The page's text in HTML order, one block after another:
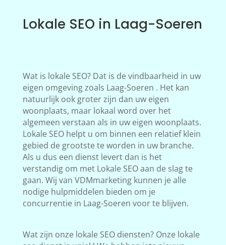
Lokale SEO in Laag-Soeren
Wat is lokale SEO? Dat is de vindbaarheid in uw
eigen omgeving zoals Laag-Soeren . Het kan
natuurlijk ook groter zijn dan uw eigen
woonplaats, maar lokaal word over het
algemeen verstaan als in uw eigen woonplaats.
Lokale SEO helpt u om binnen een relatief klein
gebied de grootste te worden in uw branche.
Als u dus een dienst levert dan is het
verstandig om met Lokale SEO aan de slag te
gaan. Wij van VDMmarketing kunnen je alle
nodige hulpmiddelen bieden om je
concurrentie in Laag-Soeren voor te blijven.
Wat zijn onze lokale SEO diensten? Onze lokale